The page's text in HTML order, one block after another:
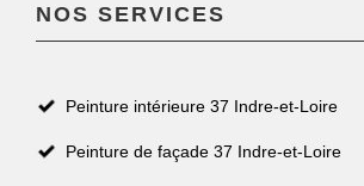
NOS SERVICES
Peinture intérieure 37 Indre-et-Loire
Peinture de façade 37 Indre-et-Loire